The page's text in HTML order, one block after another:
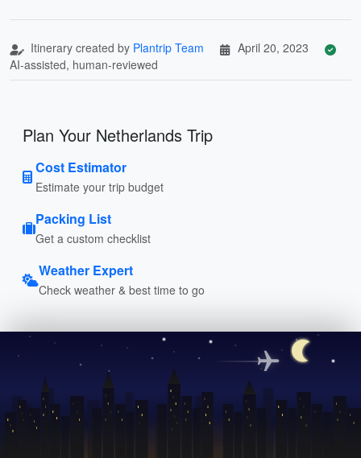
Itinerary created by Plantrip Team
April 20, 2023
AI-assisted, human-reviewed
Plan Your Netherlands Trip
Cost Estimator
Estimate your trip budget
Packing List
Get a custom checklist
Weather Expert
Check weather & best time to go